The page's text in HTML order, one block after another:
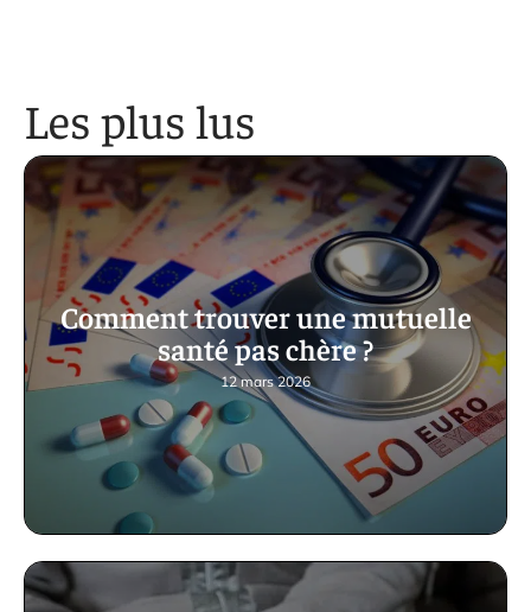
Les plus lus
Comment trouver une mutuelle
santé pas chère ?
12 mars 2026